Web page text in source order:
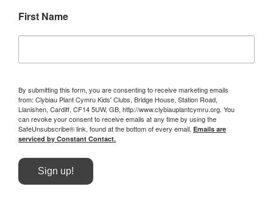
First Name
By submitting this form, you are consenting to receive marketing emails
from: Clybiau Plant Cymru Kids' Clubs, Bridge House, Station Road,
Llanishen, Cardiff, CF14 5UW, GB, http://www.clybiauplantcymru.org. You
can revoke your consent to receive emails at any time by using the
SafeUnsubscribe® link, found at the bottom of every email. Emails are
serviced by Constant Contact.
Sign up!